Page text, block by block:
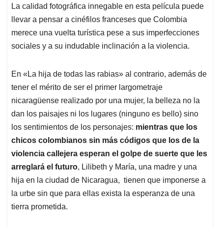
La calidad fotográfica innegable en esta película puede
llevar a pensar a cinéfilos franceses que Colombia
merece una vuelta turística pese a sus imperfecciones
sociales y a su indudable inclinación a la violencia.
En «La hija de todas las rabias» al contrario, además de
tener el mérito de ser el primer largometraje
nicaragüense realizado por una mujer, la belleza no la
dan los paisajes ni los lugares (ninguno es bello) sino
los sentimientos de los personajes: mientras que los
chicos colombianos sin más códigos que los de la
violencia callejera esperan el golpe de suerte que les
arreglará el futuro, Lilibeth y María, una madre y una
hija en la ciudad de Nicaragua, tienen que imponerse a
la urbe sin que para ellas exista la esperanza de una
tierra prometida.